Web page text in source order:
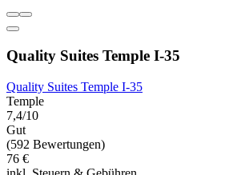
Quality Suites Temple I-35
Quality Suites Temple I-35
Temple
7,4/10
Gut
(592 Bewertungen)
76 €